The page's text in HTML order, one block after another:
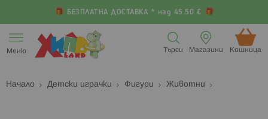
БЕЗПЛАТНА ДОСТАВКА * над 45.50 €
към
съдържанието
Меню Кошница (
Магазини
Търси
Начало Детски играчки Фигури Животни